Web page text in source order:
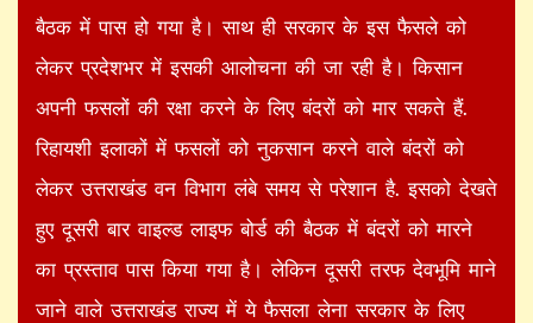
बैठक में पास हो गया है। साथ ही सरकार के इस फैसले को
लेकर प्रदेशभर में इसकी आलोचना की जा रही है। किसान
अपनी फसलों की रक्षा करने के लिए बंदरों को मार सकते हैं.
रिहायशी इलाकों में फसलों को नुकसान करने वाले बंदरों को
लेकर उत्तराखंड वन विभाग लंबे समय से परेशान है. इसको देखते
हुए दूसरी बार वाइल्ड लाइफ बोर्ड की बैठक में बंदरों को मारने
का प्रस्ताव पास किया गया है। लेकिन दूसरी तरफ देवभूमि माने
जाने वाले उत्तराखंड राज्य में ये फैसला लेना सरकार के लिए